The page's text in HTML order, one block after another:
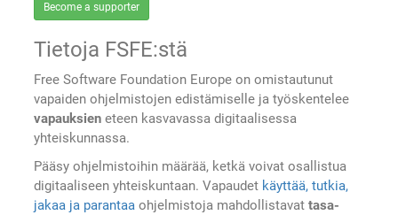
Become a supporter
Tietoja FSFE:stä
Free Software Foundation Europe on omistautunut
vapaiden ohjelmistojen edistämiselle ja työskentelee
vapauksien eteen kasvavassa digitaalisessa
yhteiskunnassa.
Pääsy ohjelmistoihin määrää, ketkä voivat osallistua
digitaaliseen yhteiskuntaan. Vapaudet käyttää, tutkia,
jakaa ja parantaa ohjelmistoja mahdollistavattasa-